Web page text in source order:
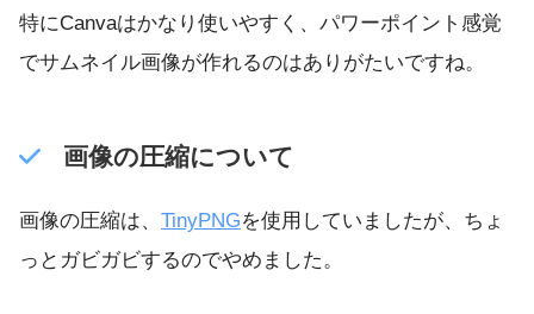
特にCanvaはかなり使いやすく、パワーポイント感覚
でサムネイル画像が作れるのはありがたいですね。
画像の圧縮について
画像の圧縮は、 TinyPNGを使用していましたが、ちょ
っとガビガビするのでやめました。